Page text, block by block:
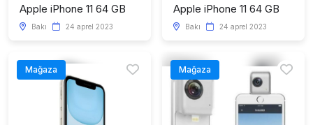
Apple iPhone 11 64 GB
Bakı 24 aprel 2023
Apple iPhone 11 64 GB
Bakı 24 aprel 2023
Mağaza Mağaza